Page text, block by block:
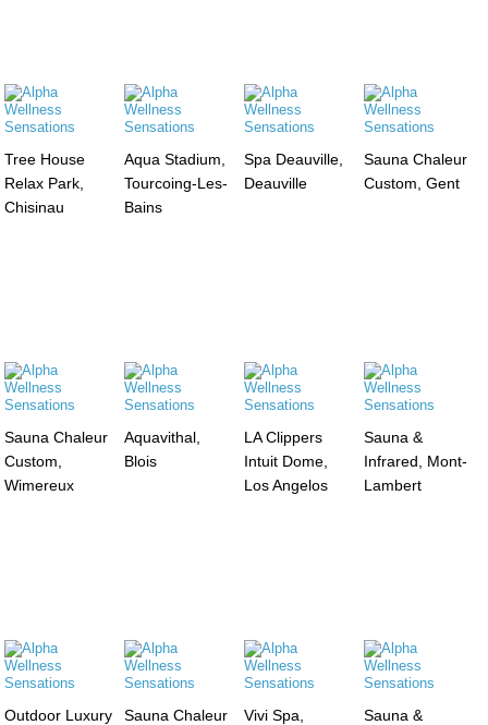
Tree House
Relax Park,
Chisinau
Aqua Stadium,
Tourcoing-Les-
Bains
Spa Deauville,
Deauville
Sauna Chaleur
Custom, Gent
Sauna Chaleur
Custom,
Wimereux
Aquavithal,
Blois
LA Clippers
Intuit Dome,
Los Angelos
Sauna &
Infrared, Mont-
Lambert
Outdoor Luxury
Sauna Chaleur
Vivi Spa,
Sauna &